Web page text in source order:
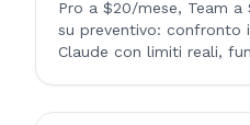
Pro a $20/mese, Team
su preventivo: confronto
Claude con limiti reali,